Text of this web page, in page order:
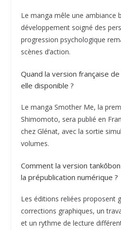
Le manga mêle une ambiance
développement soigné des
progression psychologique
scènes d’action.
Quand la version française
elle disponible ?
Le manga Smother Me, la
Shimomoto, sera publié en
chez Glénat, avec la sortie
volumes.
Comment la version
la prépublication numérique ?
Les éditions reliées proposent
corrections graphiques, un
et un rythme de lecture